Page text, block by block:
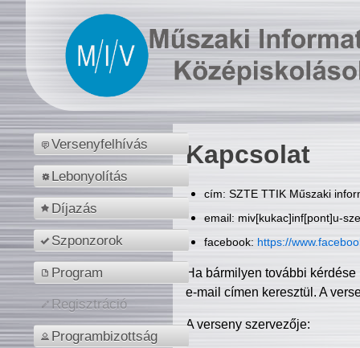
Versenyfelhívás
Lebonyolítás
Díjazás
Szponzorok
Program
Regisztráció
Programbizottság
Kapcsolat
cím: SZTE TTIK Műszaki
email: miv[kukac]inf[pont]u-
facebook: https://
Ha bármilyen további
e-mail címen keresztül. A
A verseny szervezője: